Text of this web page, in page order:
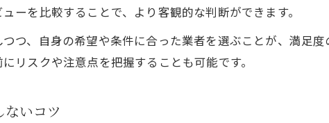
ーを比較することで、より客観的な判断ができます。
つ、自身の希望や条件に合った業者を選ぶことが、満足
リスクや注意点を把握することも可能です。
いコツ